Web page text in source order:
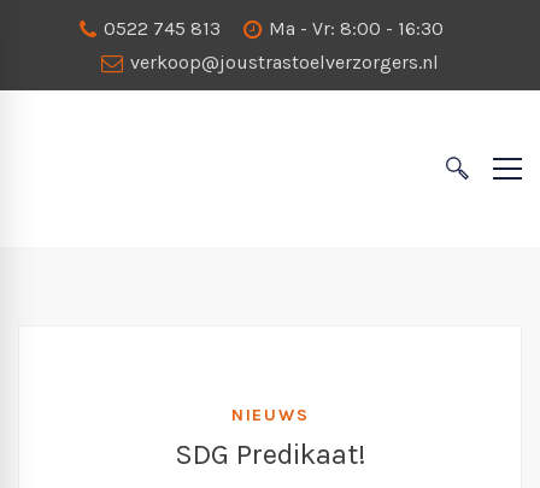
0522 745 813
Ma - Vr: 8:00 - 16:30
verkoop@joustrastoelverzorgers.nl
NIEUWS
SDG Predikaat!